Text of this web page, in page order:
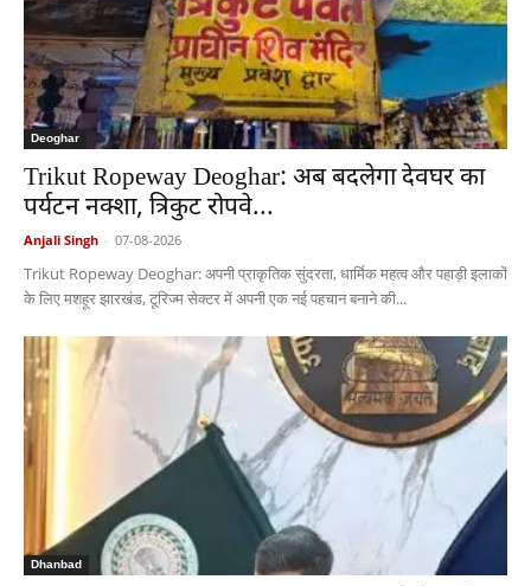
Deoghar
Trikut Ropeway Deoghar: अब बदलेगा देवघर का
पर्यटन नक्शा, त्रिकुट रोपवे...
Anjali Singh - 07-08-2026
Trikut Ropeway Deoghar: अपनी प्राकृतिक सुंदरता, धार्मिक महत्व और पहाड़ी इलाकों
के लिए मशहूर झारखंड, टूरिज्म सेक्टर में अपनी एक नई पहचान बनाने की...
Dhanbad